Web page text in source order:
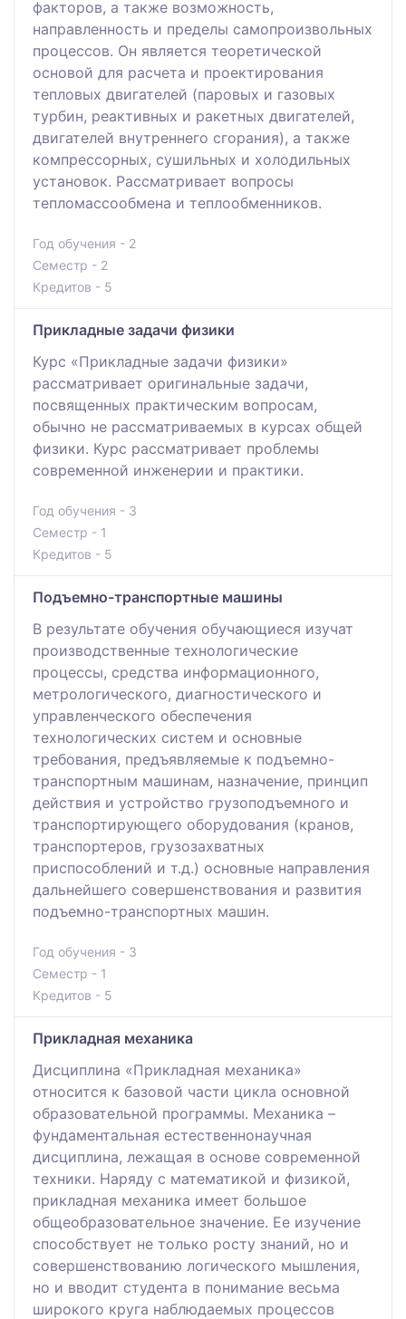
факторов, а также возможность,
направленность и пределы самопроизвольных
процессов. Он является теоретической
основой для расчета и проектирования
тепловых двигателей (паровых и газовых
турбин, реактивных и ракетных двигателей,
двигателей внутреннего сгорания), а также
компрессорных, сушильных и холодильных
установок. Рассматривает вопросы
тепломассообмена и теплообменников.
Год обучения - 2
Семестр - 2
Кредитов - 5
Прикладные задачи физики
Курс «Прикладные задачи физики»
рассматривает оригинальные задачи,
посвященных практическим вопросам,
обычно не рассматриваемых в курсах общей
физики. Курс рассматривает проблемы
современной инженерии и практики.
Год обучения - 3
Семестр - 1
Кредитов - 5
Подъемно-транспортные машины
В результате обучения обучающиеся изучат
производственные технологические
процессы, средства информационного,
метрологического, диагностического и
управленческого обеспечения
технологических систем и основные
требования, предъявляемые к подъемно-
транспортным машинам, назначение, принцип
действия и устройство грузоподъемного и
транспортирующего оборудования (кранов,
транспортеров, грузозахватных
приспособлений и т.д.) основные направления
дальнейшего совершенствования и развития
подъемно-транспортных машин.
Год обучения - 3
Семестр - 1
Кредитов - 5
Прикладная механика
Дисциплина «Прикладная механика»
относится к базовой части цикла основной
образовательной программы. Механика –
фундаментальная естественнонаучная
дисциплина, лежащая в основе современной
техники. Наряду с математикой и физикой,
прикладная механика имеет большое
общеобразовательное значение. Ее изучение
способствует не только росту знаний, но и
совершенствованию логического мышления,
но и вводит студента в понимание весьма
широкого круга наблюдаемых процессов